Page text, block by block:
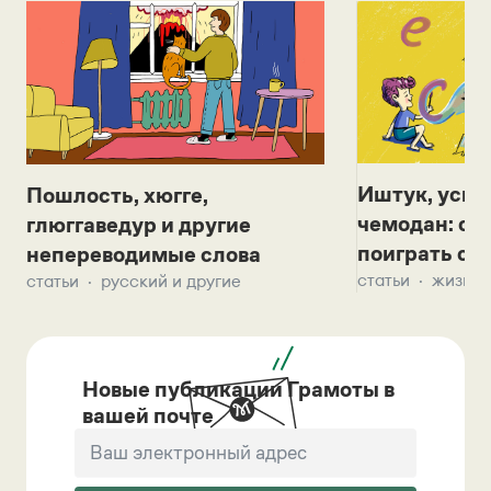
Пошлость, хюгге,
глюггаведур и другие
непереводимые слова
статьи русский и другие
Иштук,
чемодан:
поиграть с
статьи жизнь
Новые публикации Грамоты в
вашей почте